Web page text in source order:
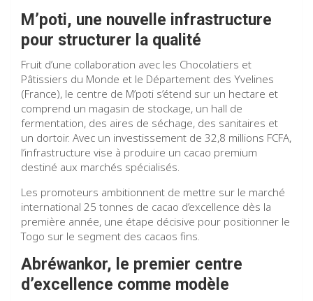
M’poti, une nouvelle infrastructure
pour structurer la qualité
Fruit d’une collaboration avec les Chocolatiers et
Pâtissiers du Monde et le Département des Yvelines
(France), le centre de M’poti s’étend sur un hectare et
comprend un magasin de stockage, un hall de
fermentation, des aires de séchage, des sanitaires et
un dortoir. Avec un investissement de 32,8 millions FCFA,
l’infrastructure vise à produire un cacao premium
destiné aux marchés spécialisés.
Les promoteurs ambitionnent de mettre sur le marché
international 25 tonnes de cacao d’excellence dès la
première année, une étape décisive pour positionner le
Togo sur le segment des cacaos fins.
Abréwankor, le premier centre
d’excellence comme modèle